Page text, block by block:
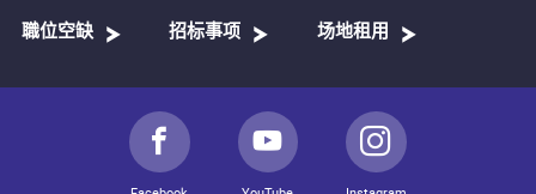
職位空缺 招标事项 场地租用